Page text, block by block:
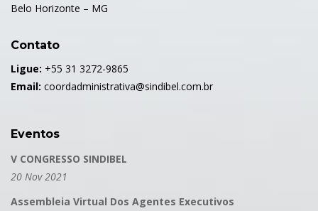
Belo Horizonte – MG
Contato
Ligue: +55 31 3272-9865
Email: coordadministrativa@sindibel.com.br
Eventos
V CONGRESSO SINDIBEL
20 Nov 2021
Assembleia Virtual Dos Agentes Executivos